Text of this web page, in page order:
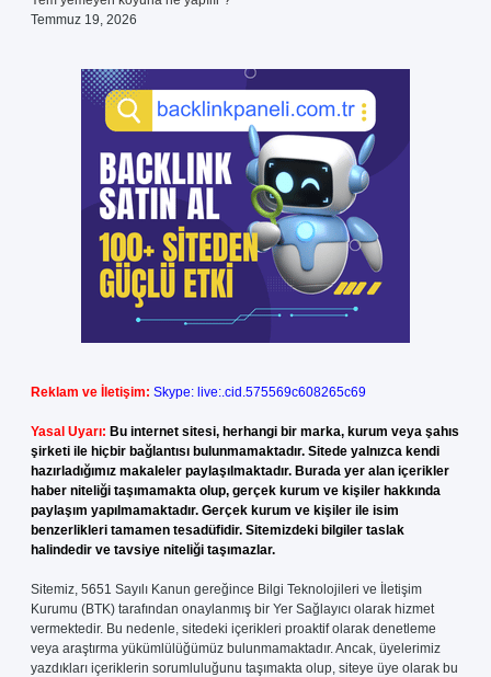
Temmuz 19, 2026
Reklam ve İletişim: Skype: live:.cid.575569c608265c69
Yasal Uyarı: Bu internet sitesi, herhangi bir marka, kurum veya şahıs
şirketi ile hiçbir bağlantısı bulunmamaktadır. Sitede yalnızca kendi
hazırladığımız makaleler paylaşılmaktadır. Burada yer alan içerikler
haber niteliği taşımamakta olup, gerçek kurum ve kişiler hakkında
paylaşım yapılmamaktadır. Gerçek kurum ve kişiler ile isim
benzerlikleri tamamen tesadüfidir. Sitemizdeki bilgiler taslak
halindedir ve tavsiye niteliği taşımazlar.
Sitemiz, 5651 Sayılı Kanun gereğince Bilgi Teknolojileri ve İletişim
Kurumu (BTK) tarafından onaylanmış bir Yer Sağlayıcı olarak hizmet
vermektedir. Bu nedenle, sitedeki içerikleri proaktif olarak denetleme
veya araştırma yükümlülüğümüz bulunmamaktadır. Ancak, üyelerimiz
yazdıkları içeriklerin sorumluluğunu taşımakta olup, siteye üye olarak bu